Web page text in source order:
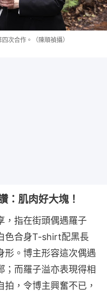
次合作。（陳順禎攝）
肌肉好大塊！
，指在街頭偶遇羅子
色合身T-shirt配黑長
形。博主形容這次偶遇
；而羅子溢亦表現得相
，令博主興奮不已，